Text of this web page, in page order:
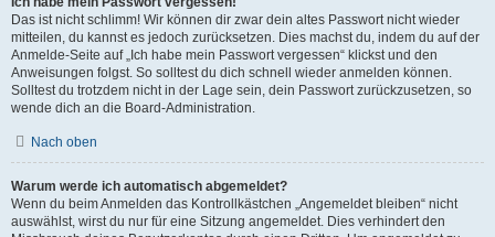
Das ist nicht schlimm! Wir können dir zwar dein altes Passwort nicht wieder
mitteilen, du kannst es jedoch zurücksetzen. Dies machst du, indem du auf der
Anmelde-Seite auf „Ich habe mein Passwort vergessen“ klickst und den
Anweisungen folgst. So solltest du dich schnell wieder anmelden können.
Solltest du trotzdem nicht in der Lage sein, dein Passwort zurückzusetzen, so
wende dich an die Board-Administration.
Nach oben
Warum werde ich automatisch abgemeldet?
Wenn du beim Anmelden das Kontrollkästchen „Angemeldet bleiben“ nicht
auswählst, wirst du nur für eine Sitzung angemeldet. Dies verhindert den